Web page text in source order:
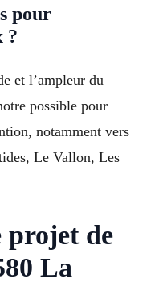
pour
?
et l’ampleur du
possible pour
notamment vers
Le Vallon, Les
projet de
La